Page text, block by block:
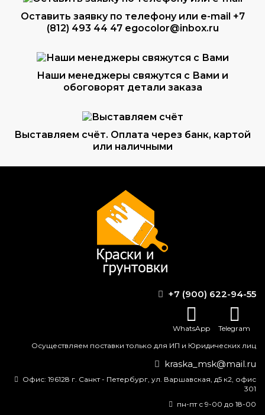
Оставить заявку по телефону или e-mail +7
(812) 493 44 47 egocolor@inbox.ru
Наши менеджеры свяжутся с Вами и
обоговорят детали заказа
Выставляем счёт. Оплата через банк, картой
или наличными
Формируем заказ и отправляем транспортной
компанией
ВОПРОС-ОТВЕТ
Для чего 650 растворитель?
Какая краска лучше для алюминия?
Безопасно ли носить патинированные
+7 (900) 622-94-55
WhatsApp
Telegram
Осуществляем поставки только для ИП и Юридических лиц
kraska_msk@mail.ru
Офис: 196128 г. Санкт - Петербург, ул. Варшавская, д5 к2, офис
301
пн-пт с 9-00 до 18-00